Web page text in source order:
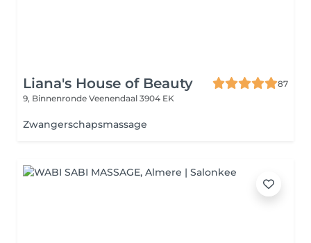
Liana's House of Beauty
87
9, Binnenronde Veenendaal 3904 EK
Zwangerschapsmassage